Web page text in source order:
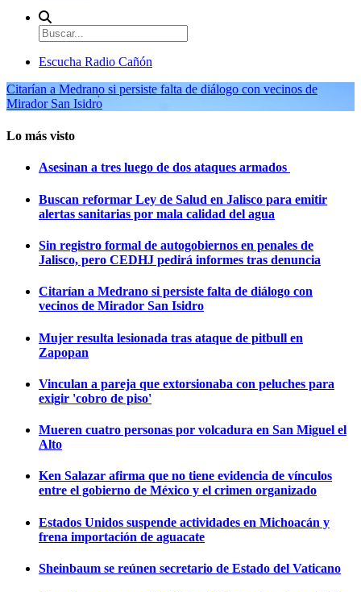
Escucha Radio Cañón
Citarían a Medrano si persiste falta de diálogo con vecinos de
Mirador San Isidro
Lo más visto
Asesinan a tres luego de dos ataques armados
Buscan reformar Ley de Salud en Jalisco para emitir
alertas sanitarias por mala calidad del agua
Sin registro formal de autogobiernos en penales de
Jalisco, pero CEDHJ pedirá informes tras denuncia
Citarían a Medrano si persiste falta de diálogo con
vecinos de Mirador San Isidro
Mujer resulta lesionada tras ataque de pitbull en
Zapopan
Vinculan a pareja que extorsionaba con peluches para
exigir 'cobro de piso'
Mueren cuatro personas por volcadura en San Miguel el
Alto
Ken Salazar afirma que no tiene evidencia de vínculos
entre el gobierno de México y el crimen organizado
Estados Unidos suspende actividades en Michoacán y
frena importación de aguacate
Sheinbaum se reúnen secretario de Estado del Vaticano